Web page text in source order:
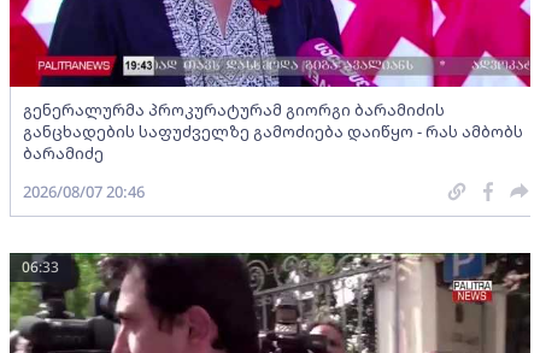
გენერალურმა პროკურატურამ გიორგი ბარამიძის
განცხადების საფუძველზე გამოძიება დაიწყო - რას ამბობს
ბარამიძე
2026/08/07 20:46
06:33